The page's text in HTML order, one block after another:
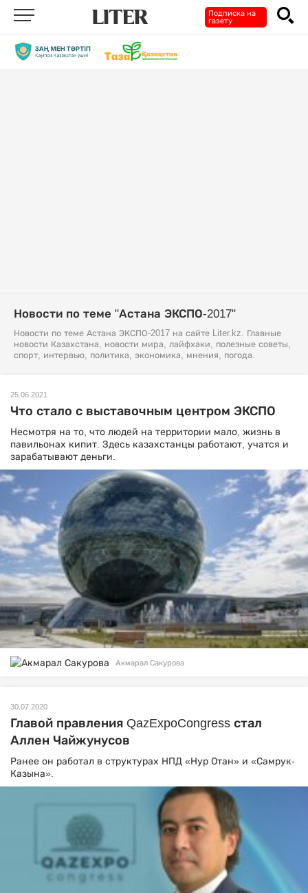
Подписка на
газету
Новости по теме "Астана ЭКСПО-2017"
Новости по теме Астана ЭКСПО-2017 на сайте Liter.kz. Главные
новости Казахстана, новости мира, лайфхаки, полезные советы,
спорт, интервью, политика, экономика, мнения, погода.
25.06.2021
Что стало с выставочным центром ЭКСПО
Несмотря на то, что людей на территории мало, жизнь в
павильонах кипит. Здесь казахстанцы работают, учатся и
зарабатывают деньги.
Акмарал Сакурова
30.07.2020
Главой правления QazExpoCongress стал
Аллен Чайжунусов
Ранее он работал в структурах НПД «Нур Отан» и «Самрук-
Казына».